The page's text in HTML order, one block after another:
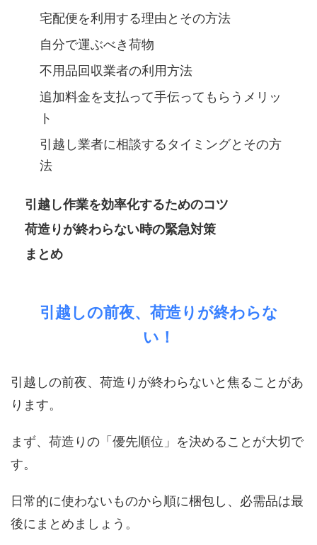
宅配便を利用する理由とその方法
自分で運ぶべき荷物
不用品回収業者の利用方法
追加料金を支払って手伝ってもらうメリッ
ト
引越し業者に相談するタイミングとその方
法
引越し作業を効率化するためのコツ
荷造りが終わらない時の緊急対策
まとめ
引越しの前夜、荷造りが終わらな
い！
引越しの前夜、荷造りが終わらないと焦ることがあ
ります。
まず、荷造りの「優先順位」を決めることが大切で
す。
日常的に使わないものから順に梱包し、必需品は最
後にまとめましょう。